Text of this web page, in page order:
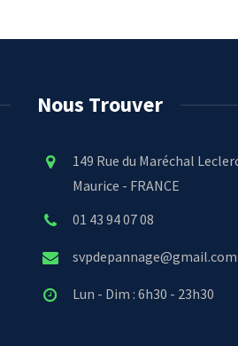
Nous Trouver
149 Rue du Maréchal
Maurice - FRANCE
01 43 94 07 08
svpdepannage@gmail.com
Lun - Dim : 6h30 - 23h30